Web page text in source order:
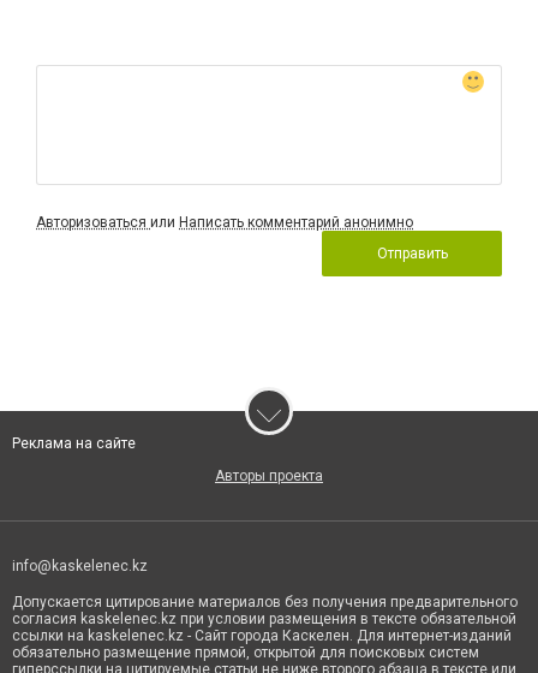
Авторизоваться или Написать комментарий анонимно
Отправить
Реклама на сайте
Авторы проекта
info@kaskelenec.kz
Допускается цитирование материалов без получения предварительного
согласия kaskelenec.kz при условии размещения в тексте обязательной
ссылки на kaskelenec.kz - Сайт города Каскелен. Для интернет-изданий
обязательно размещение прямой, открытой для поисковых систем
гиперссылки на цитируемые статьи не ниже второго абзаца в тексте или